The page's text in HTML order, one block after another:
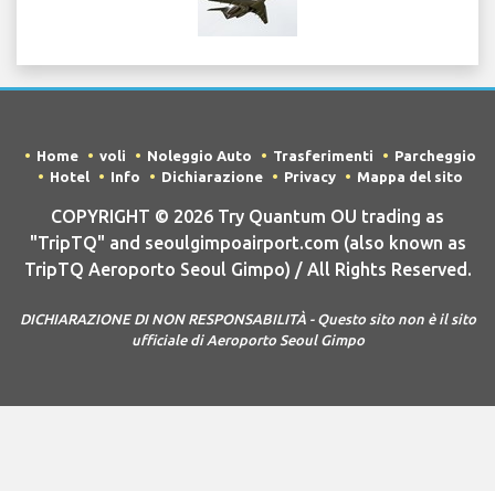
Home voli Noleggio Auto Trasferimenti
Parcheggio
Hotel
Info Dichiarazione Privacy Mappa del sito
COPYRIGHT © 2026 Try Quantum OU trading as
"TripTQ" and seoulgimpoairport.com (also known as
TripTQ Aeroporto Seoul Gimpo) / All Rights Reserved.
DICHIARAZIONE DI NON RESPONSABILITÀ - Questo sito non è il sito
ufficiale di Aeroporto Seoul Gimpo